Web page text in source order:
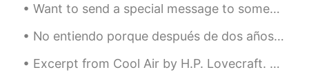
Want to send a special message to someone in London?? This girl will deliver a customised basket ...
No entiendo porque después de dos años de estudio mi español sigue siendo tan tan malo. Es una ve...
Excerpt from Cool Air by H.P. Lovecraft. He sought to distract my mind from my own seizure by sp...